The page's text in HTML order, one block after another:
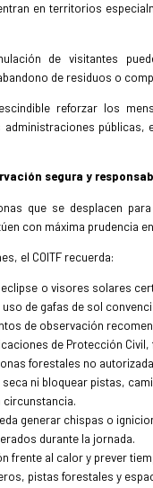
en territorios
de visitantes
de residuos o
reforzar los
segura y
que se desplacen
con máxima prudencia
el COITF recuerda:
o visores solares
uso de gafas de sol
de observación
de Protección
forestales no
ni bloquear pistas,
circunstancia.
generar chispas o
durante la jornada.
frente al calor y prever
pistas forestales y